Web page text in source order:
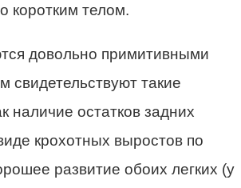
коротким телом.
довольно примитивными
свидетельствуют такие
наличие остатков задних
крохотных выростов по
развитие обоих легких (у